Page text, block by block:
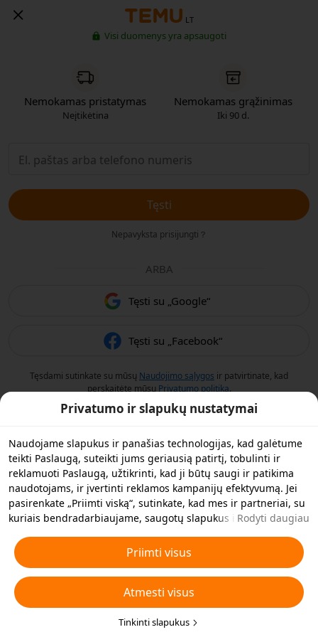
LT
Visi duomenys yra apsaugoti
Nemokamas pristatymas
Neįtikėtina
Nemokamas grąžinimas
Iki 90 d.
Tęsti
Nepavyksta prisijungti？
ARBA
Tęsti su „Google“
Tęsti su „Facebook“
Tęsdami sutinkate su mūsų Naudojimo sąlygos ir patvirtinate, kad
perskaitėte mūsų Privatumo politiką.
Privatumo ir slapukų nustatymai
Naudojame slapukus ir panašias technologijas, kad galėtume
teikti Paslaugą, suteikti jums geriausią patirtį, tobulinti ir
reklamuoti Paslaugą, užtikrinti, kad ji būtų saugi ir patikima
naudotojams, ir įvertinti reklamos kampanijų efektyvumą. Jei
pasirenkate „Priimti viską“, sutinkate, kad mes ir partneriai, su
kuriais bendradarbiaujame, saugotų slapukus ir panašias
„Atmesti visus“ neesminius slapukus arba pasirinkti, kuriuos
slapukų tipus norite priimti arba išjungti, spustelėję toliau
esančią funkciją „Pritaikyti slapukus“ arba bet kuriuo metu
privatumo nustatymuose. Daugiau informacijos rasite mūsų
Slapukų ir panašių technologijų politikoje..
Rodyti daugiau
Priimti visus
Atmesti visus
Tinkinti slapukus